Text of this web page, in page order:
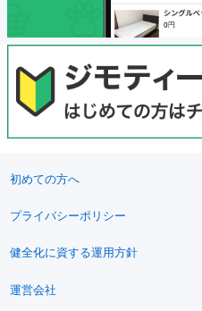
初めての方へ
プライバシーポリシー
健全化に資する運用方針
運営会社